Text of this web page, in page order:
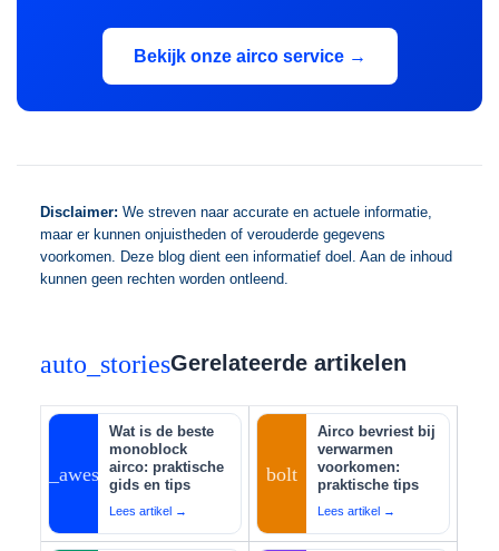
Bekijk onze airco service →
Disclaimer: We streven naar accurate en actuele informatie,
maar er kunnen onjuistheden of verouderde gegevens
voorkomen. Deze blog dient een informatief doel. Aan de inhoud
kunnen geen rechten worden ontleend.
auto_storiesGerelateerde artikelen
auto_awesome
Wat is de beste
monoblock
airco: praktische
gids en tips
Lees artikel →
bolt
Airco bevriest bij
verwarmen
voorkomen:
praktische tips
Lees artikel →